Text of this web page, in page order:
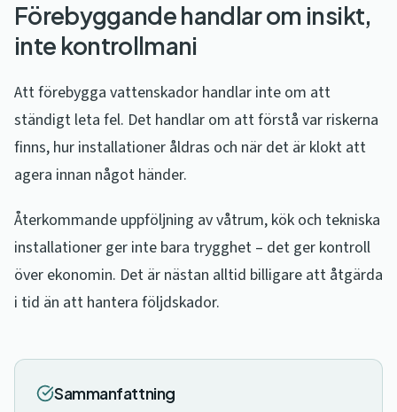
Förebyggande handlar om insikt,
inte kontrollmani
Att förebygga vattenskador handlar inte om att
ständigt leta fel. Det handlar om att förstå var riskerna
finns, hur installationer åldras och när det är klokt att
agera innan något händer.
Återkommande uppföljning av våtrum, kök och tekniska
installationer ger inte bara trygghet – det ger kontroll
över ekonomin. Det är nästan alltid billigare att åtgärda
i tid än att hantera följdskador.
Sammanfattning